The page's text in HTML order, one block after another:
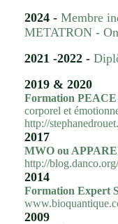
2024 - Membre
METATRON -
2021 -2022 -
2019 & 2020
Formation PEACE
corporel et
http://
2017
MWO ou
http://
2014
Formation Expert
2009